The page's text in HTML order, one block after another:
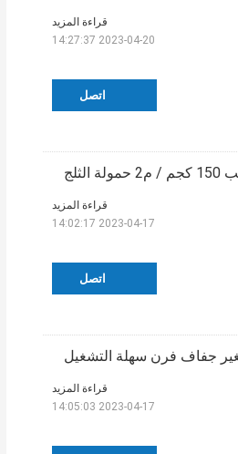
اتصل
قراءة المزيد
2023-04-20 14:27:37
اتصل
قراءة المزيد
2023-04-17 14:02:17
قراءة المزيد
2023-04-17 14:05:03